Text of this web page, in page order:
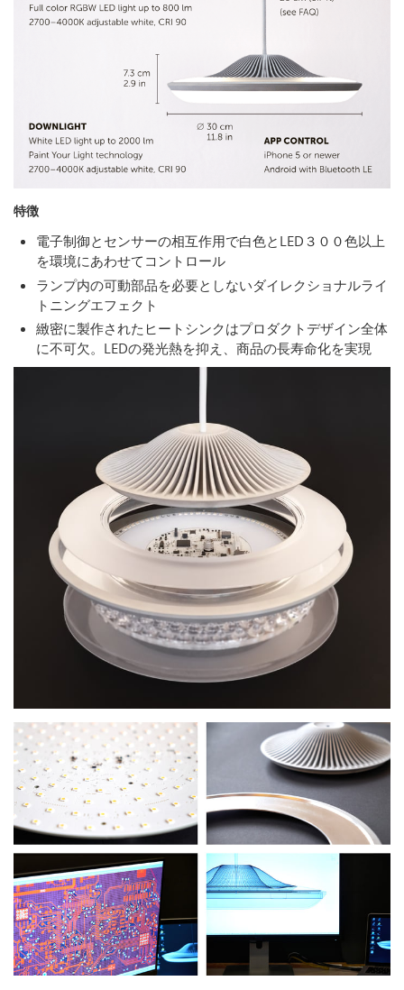
特徴
電子制御とセンサーの相互作用で白色とLED３００色以上
を環境にあわせてコントロール
ランプ内の可動部品を必要としないダイレクショナルライ
トニングエフェクト
緻密に製作されたヒートシンクはプロダクトデザイン全体
に不可欠。LEDの発光熱を抑え、商品の長寿命化を実現